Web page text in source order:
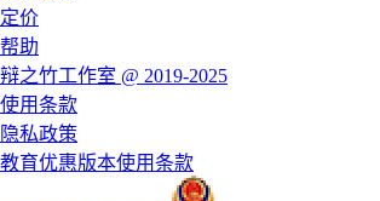
定价
帮助
辩之竹工作室 @ 2019-2025
使用条款
隐私政策
教育优惠版本使用条款